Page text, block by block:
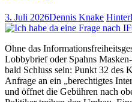
3. Juli 2026Dennis Knake
Ohne das
Lobbybrief oder Spahns
bald Schluss sein: Punkt 32 des
Anfrage an ein „berechtigtes
und öffnet die Gebühren nach